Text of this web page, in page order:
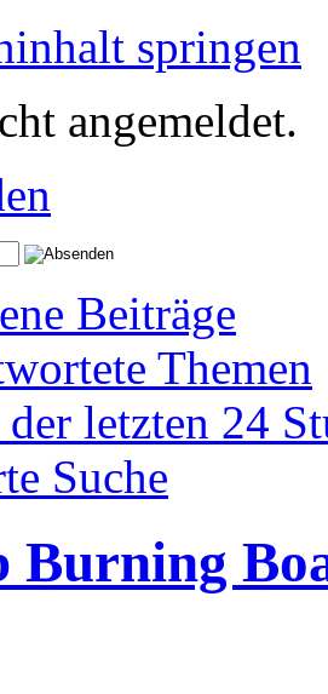
springen
angemeldet.
Beiträge
Themen
letzten 24
Suche
Burning